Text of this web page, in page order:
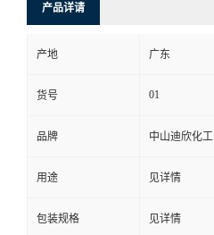
式
在
线
留
言
产品详请
产地 广东
货号 01
品牌 中山迪欣化工
用途 见详情
包装规格 见详情